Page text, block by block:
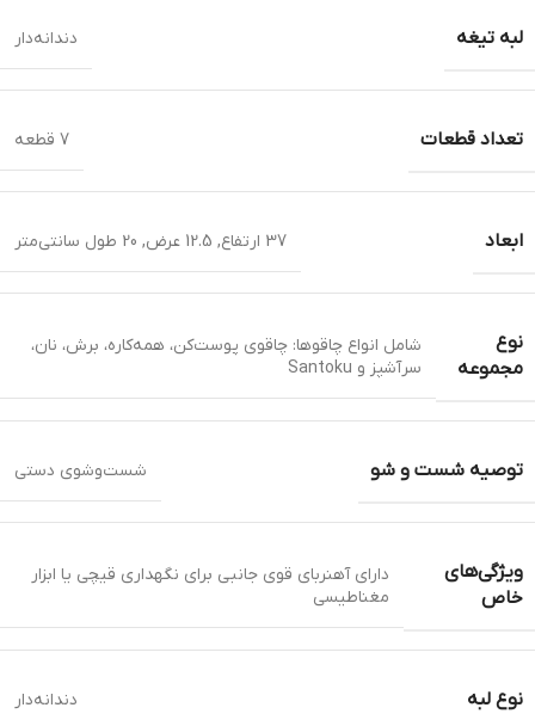
لبه تیغه دندانه‌دار
تعداد قطعات 7 قطعه
ابعاد 37 ارتفاع, 12.5 عرض, 20 طول سانتی‌متر
نوع
مجموعه
شامل انواع چاقوها: چاقوی پوست‌کن، همه‌کاره، برش، نان،
سرآشپز و Santoku
توصیه شست و شو شست‌وشوی دستی
ویژگی‌های
خاص
دارای آهنربای قوی جانبی برای نگهداری قیچی یا ابزار
مغناطیسی
نوع لبه دندانه‌دار